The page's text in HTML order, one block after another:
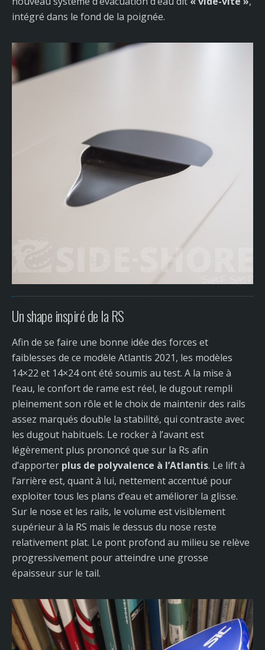
intégré dans le fond de la poignée.
Un shape inspiré de la RS
Afin de se faire une bonne idée des forces et
faiblesses de ce modèle Atlantis 2021, les modèles
14×22 et 14×24 ont été soumis au test. A la mise à
l’eau, le confort de rame est réel, le dugout rempli
pleinement son rôle et le choix de maintenir des rails
assez marqués double la stabilité, qui contraste avec
les dugout habituels. Le rocker à l’avant est
légèrement plus prononcé que sur la Rs afin
d’apporter plus de polyvalence à l’Atlantis. Le lift à
l’arrière est, quant à lui, nettement accentué pour
exploiter tous les plans d’eau et améliorer la glisse.
Sur le nose et les rails, le volume est visiblement
supérieur à la RS mais le dessus du nose reste
relativement plat. Le pont profond au milieu se relève
progressivement pour atteindre une grosse
épaisseur sur le tail.